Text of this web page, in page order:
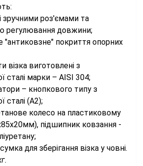
зручними роз'ємами та
регулювання довжини;
"антиковзне" покриття опорних
візка виготовлені з
сталі марки – AISI 304;
– кнопкового типу з
сталі (A2);
колесо на пластиковому
підшипник ковзання -
для зберігання візка у човні.